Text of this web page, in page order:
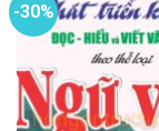
-30%